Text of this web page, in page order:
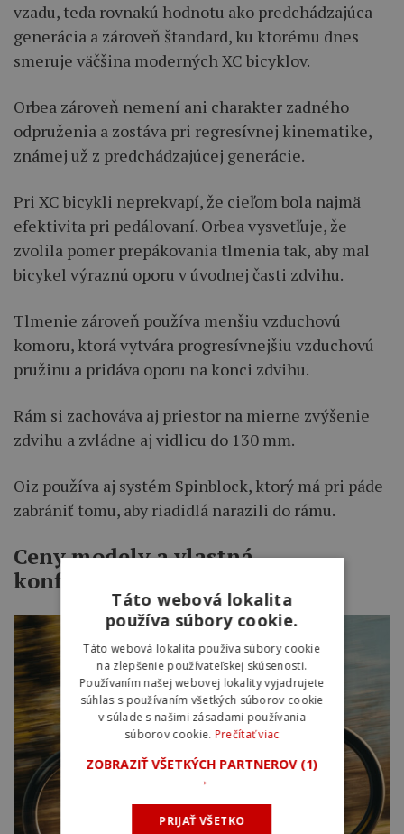
vzadu, teda rovnakú hodnotu ako predchádzajúca
generácia a zároveň štandard, ku ktorému dnes
smeruje väčšina moderných XC bicyklov.
Orbea zároveň nemení ani charakter zadného
odpruženia a zostáva pri regresívnej kinematike,
známej už z predchádzajúcej generácie.
Pri XC bicykli neprekvapí, že cieľom bola najmä
efektivita pri pedálovaní. Orbea vysvetľuje, že
zvolila pomer prepákovania tlmenia tak, aby mal
bicykel výraznú oporu v úvodnej časti zdvihu.
Tlmenie zároveň používa menšiu vzduchovú
komoru, ktorá vytvára progresívnejšiu vzduchovú
pružinu a pridáva oporu na konci zdvihu.
Rám si zachováva aj priestor na mierne zvýšenie
zdvihu a zvládne aj vidlicu do 130 mm.
Oiz používa aj systém Spinblock, ktorý má pri páde
zabrániť tomu, aby riadidlá narazili do rámu.
Ceny modely a vlastná
konfigurácia
Táto webová lokalita
používa súbory cookie.
Táto webová lokalita používa súbory cookie
na zlepšenie používateľskej skúsenosti.
Používaním našej webovej lokality vyjadrujete
súhlas s používaním všetkých súborov cookie
v súlade s našimi zásadami používania
súborov cookie. Prečítať viac
ZOBRAZIŤ VŠETKÝCH PARTNEROV (1)
→
PRIJAŤ VŠETKO